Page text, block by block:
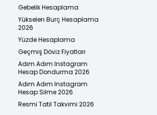
Gebelik Hesaplama
Yükselen Burç Hesaplama
2026
Yüzde Hesaplama
Geçmiş Döviz Fiyatları
Adım Adım Instagram
Hesap Dondurma 2026
Adım Adım Instagram
Hesap Silme 2026
Resmi Tatil Takvimi 2026